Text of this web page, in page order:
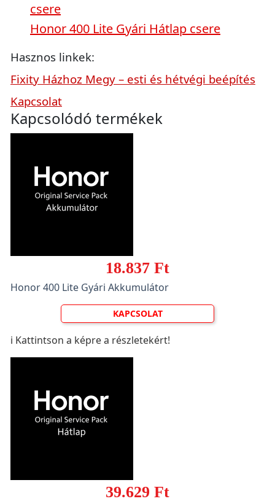
csere
Honor 400 Lite Gyári Hátlap csere
Hasznos linkek:
Fixity Házhoz Megy – esti és hétvégi beépítés
Kapcsolat
Kapcsolódó termékek
18.837 Ft
Honor 400 Lite Gyári Akkumulátor
KAPCSOLAT
ℹ️ Kattintson a képre a részletekért!
39.629 Ft